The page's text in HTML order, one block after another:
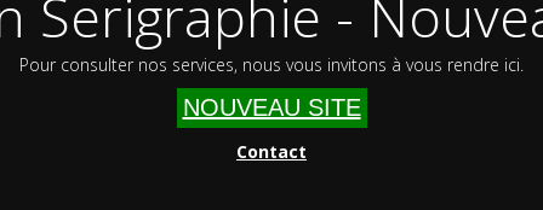
Serigraphie -
Pour consulter nos services, nous vous invitons à vous rendre ici.
NOUVEAU SITE
Contact